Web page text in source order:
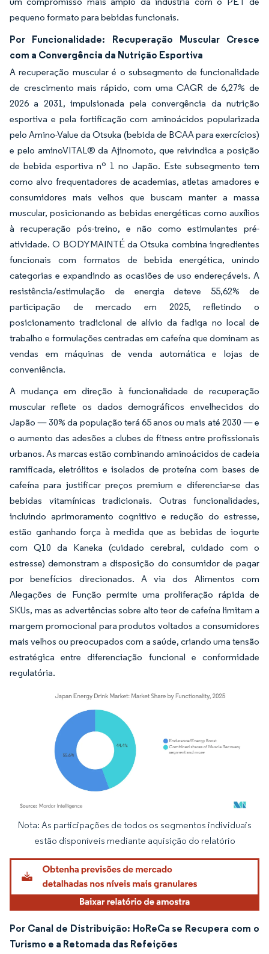
pequeno formato para bebidas funcionais.
Por Funcionalidade: Recuperação Muscular Cresce
com a Convergência da Nutrição Esportiva
A recuperação muscular é o subsegmento de funcionalidade
de crescimento mais rápido, com uma CAGR de 6,27% de
2026 a 2031, impulsionada pela convergência da nutrição
esportiva e pela fortificação com aminoácidos popularizada
pelo Amino-Value da Otsuka (bebida de BCAA para exercícios)
e pelo aminoVITAL® da Ajinomoto, que reivindica a posição
de bebida esportiva nº 1 no Japão. Este subsegmento tem
como alvo frequentadores de academias, atletas amadores e
consumidores mais velhos que buscam manter a massa
muscular, posicionando as bebidas energéticas como auxílios
à recuperação pós-treino, e não como estimulantes pré-
atividade. O BODYMAINTÉ da Otsuka combina ingredientes
funcionais com formatos de bebida energética, unindo
categorias e expandindo as ocasiões de uso endereçáveis. A
resistência/estimulação de energia deteve 55,62% de
participação de mercado em 2025, refletindo o
posicionamento tradicional de alívio da fadiga no local de
trabalho e formulações centradas em cafeína que dominam as
vendas em máquinas de venda automática e lojas de
conveniência.
A mudança em direção à funcionalidade de recuperação
muscular reflete os dados demográficos envelhecidos do
Japão — 30% da população terá 65 anos ou mais até 2030 — e
o aumento das adesões a clubes de fitness entre profissionais
urbanos. As marcas estão combinando aminoácidos de cadeia
ramificada, eletrólitos e isolados de proteína com bases de
cafeína para justificar preços premium e diferenciar-se das
bebidas vitamínicas tradicionais. Outras funcionalidades,
incluindo aprimoramento cognitivo e redução do estresse,
estão ganhando força à medida que as bebidas de iogurte
com Q10 da Kaneka (cuidado cerebral, cuidado com o
estresse) demonstram a disposição do consumidor de pagar
por benefícios direcionados. A via dos Alimentos com
Alegações de Função permite uma proliferação rápida de
SKUs, mas as advertências sobre alto teor de cafeína limitam a
margem promocional para produtos voltados a consumidores
mais velhos ou preocupados com a saúde, criando uma tensão
estratégica entre diferenciação funcional e conformidade
regulatória.
Imagem © Mordor Intelligence. O reuso requer atribuição conforme CC BY 4.0.
Nota: As participações de todos os segmentos individuais
estão disponíveis mediante aquisição do relatório
Por Canal de Distribuição: HoReCa se Recupera com o
Turismo e a Retomada das Refeições